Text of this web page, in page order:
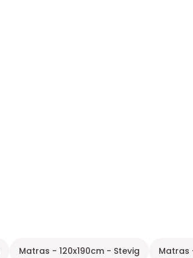
Matras - 120x190cm - Stevig Matras